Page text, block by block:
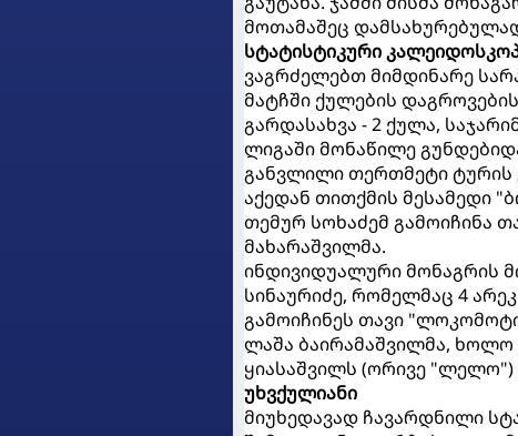
მოთამაშეც
სტატისტიკური
ვაგრძელებთ მიმდინარე
მატჩში ქულების
გარდასახვა - 2 ქულა,
ლიგაში მონაწილე
განვლილი თერთმეტი ტურის
აქედან თითქმის მესამედი
თემურ სოხაძემ გამოიჩინა
მახარაშვილმა.
ინდივიდუალური მონაგრის
სინაურიძე, რომელმაც 4
გამოიჩინეს თავი
ლაშა ბაირამაშვილმა,
ყიასაშვილს (ორივე
უხვქულიანი
მიუხედავად ჩავარდნილი